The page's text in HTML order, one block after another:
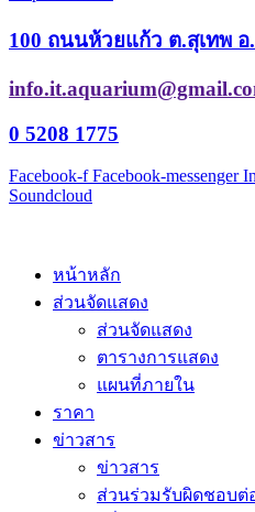
100 ถนนห้วยแก้ว ต.สุเทพ อ.
0 5208 1775
Facebook-f Facebook-messenger
Soundcloud
หน้าหลัก
ส่วนจัดแสดง
ส่วนจัดแสดง
ตารางการแสดง
แผนที่ภายใน
ราคา
ข่าวสาร
ข่าวสาร
ส่วนร่วมรับผิดชอบต่